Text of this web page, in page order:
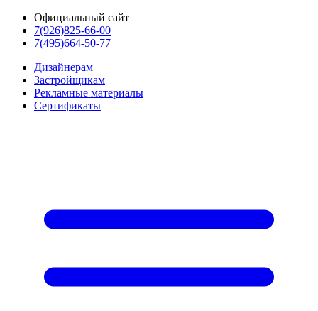
Официальный сайт
7(926)825-66-00
7(495)664-50-77
Дизайнерам
Застройщикам
Рекламные материалы
Сертификаты